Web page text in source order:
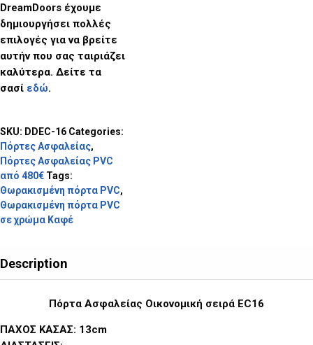
DreamDoors έχουμε
δημιουργήσει πολλές
επιλογές για να βρείτε
αυτήν που σας ταιριάζει
καλύτερα. Δείτε τα
σασί εδώ.
SKU: DDEC-16 Categories:
Πόρτες Ασφαλείας,
Πόρτες Ασφαλείας PVC
από 480€ Tags:
Θωρακισμένη πόρτα PVC,
Θωρακισμένη πόρτα PVC
σε χρώμα Καφέ
Description
Πόρτα Ασφαλείας Οικονομική σειρά EC16
ΠΑΧΟΣ ΚΑΣΑΣ: 13cm